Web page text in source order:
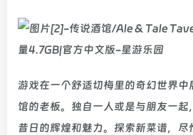
游戏在一个舒适切梅里的奇幻世界
馆的老板。独自一人或是与朋友一
昔日的辉煌和魅力。探索新菜谱，